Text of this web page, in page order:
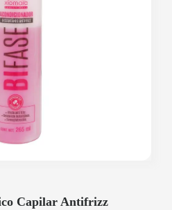
Capilar Antifrizz